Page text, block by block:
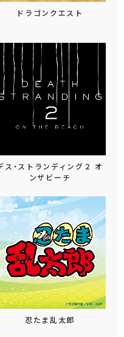
ドラゴンクエスト
ス・ストランディング２ オ
ンザビーチ
忍たま乱太郎